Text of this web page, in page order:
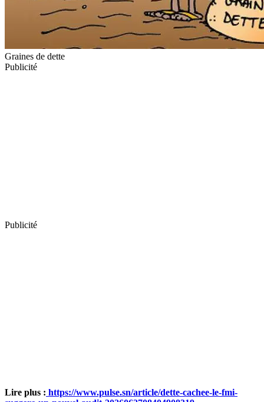
Graines de dette
Publicité
Publicité
Lire plus : https://www.pulse.sn/article/dette-cachee-le-fmi-